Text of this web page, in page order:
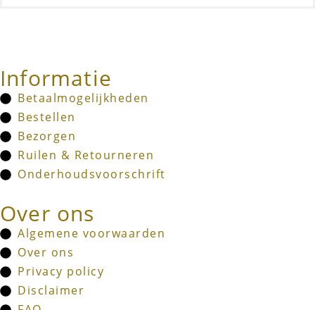
Informatie
Betaalmogelijkheden
Bestellen
Bezorgen
Ruilen & Retourneren
Onderhoudsvoorschrift
Over ons
Algemene voorwaarden
Over ons
Privacy policy
Disclaimer